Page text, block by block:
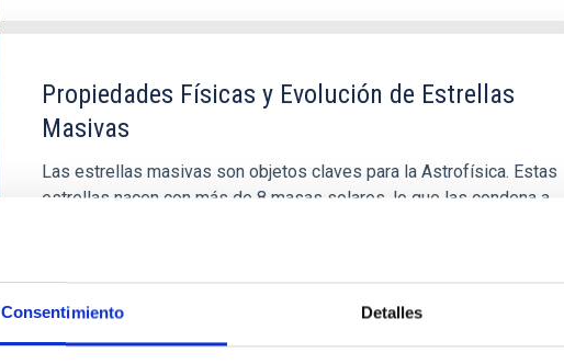
Consentimiento Detalles
Propiedades Físicas y Evolución de Estrellas
Masivas
Las estrellas masivas son objetos claves para la Astrofísica. Estas
estrellas nacen con más de 8 masas solares, lo que las condena a
su núcleo y, en determinadas fases evolutivas, emiten gran cantidad
Sergio Simón Díaz